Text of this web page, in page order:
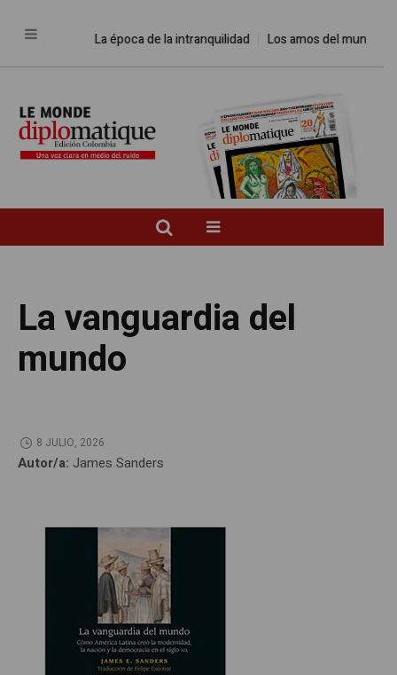
La época de la intranquilidad Los amos del mundo
La vanguardia del
mundo
8 JULIO, 2026
Autor/a: James Sanders